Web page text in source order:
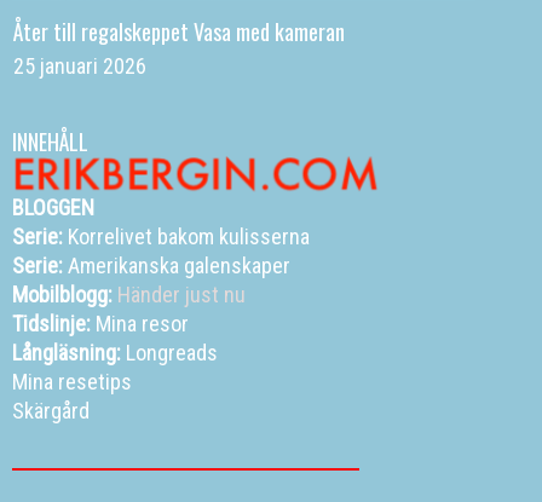
Åter till regalskeppet Vasa med kameran
25 januari 2026
INNEHÅLL
BLOGGEN
Serie: Korrelivet bakom kulisserna
Serie:Amerikanska galenskaper
Mobilblogg: Händer just nu
Tidslinje: Mina resor
Långläsning: Longreads
Mina resetips
Skärgård